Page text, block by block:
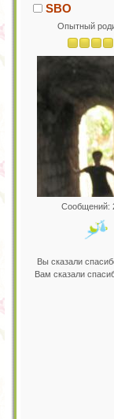
SBO
Опытный
Сообщений:
Вы сказали
Вам сказали